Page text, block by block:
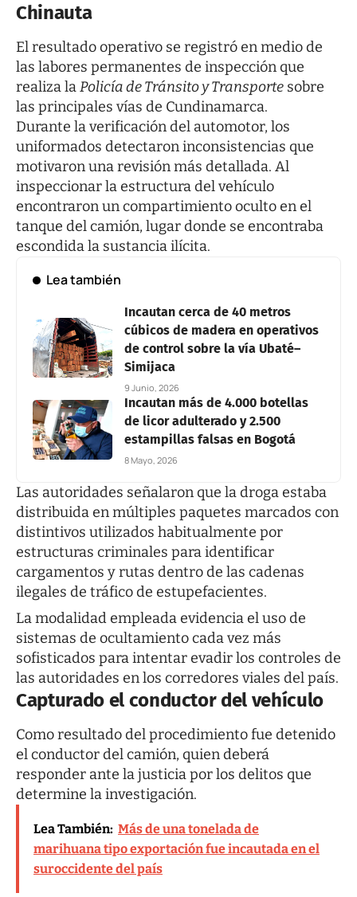
Chinauta
El resultado operativo se registró en medio de
las labores permanentes de inspección que
realiza laPolicía de Tránsito y Transporte sobre
las principales vías de Cundinamarca.
Durante la verificación del automotor, los
uniformados detectaron inconsistencias que
motivaron una revisión más detallada. Al
inspeccionar la estructura del vehículo
encontraron un compartimiento oculto en el
tanque del camión, lugar donde se encontraba
escondida la sustancia ilícita.
Lea también
Incautan cerca de 40 metros
cúbicos de madera en operativos
de control sobre la vía Ubaté–
Simijaca
9 Junio, 2026
Incautan más de 4.000 botellas
de licor adulterado y 2.500
estampillas falsas en Bogotá
8 Mayo, 2026
Las autoridades señalaron que la droga estaba
distribuida en múltiples paquetes marcados con
distintivos utilizados habitualmente por
estructuras criminales para identificar
cargamentos y rutas dentro de las cadenas
ilegales de tráfico de estupefacientes.
La modalidad empleada evidencia el uso de
sistemas de ocultamiento cada vez más
sofisticados para intentar evadir los controles de
las autoridades en los corredores viales del país.
Capturado el conductor del vehículo
Como resultado del procedimiento fue detenido
el conductor del camión, quien deberá
responder ante la justicia por los delitos que
determine la investigación.
Lea También: Más de una tonelada de
marihuana tipo exportación fue incautada en el
suroccidente del país